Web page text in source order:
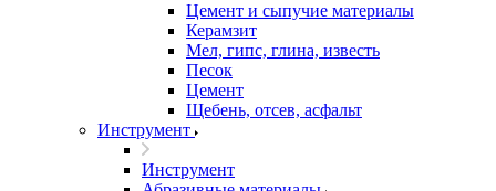
Цемент и сыпучие материалы
Керамзит
Мел, гипс, глина, известь
Песок
Цемент
Щебень, отсев, асфальт
Инструмент
Инструмент